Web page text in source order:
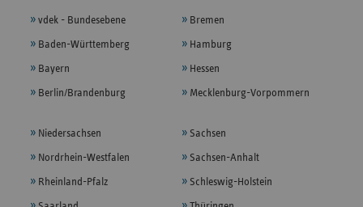
vdek - Bundesebene
Baden-Württemberg
Bayern
Berlin/Brandenburg
Bremen
Hamburg
Hessen
Mecklenburg-Vorpommern
Niedersachsen
Nordrhein-Westfalen
Rheinland-Pfalz
Sachsen
Sachsen-Anhalt
Schleswig-Holstein